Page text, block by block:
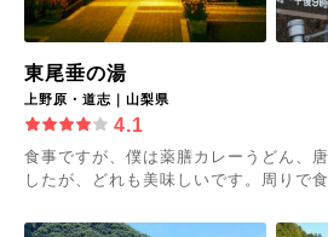
東尾垂の湯
上野原・道志｜山梨県
4.1
食事ですが、僕は薬膳カレーうどん、
したが、どれも美味しいです。周りで